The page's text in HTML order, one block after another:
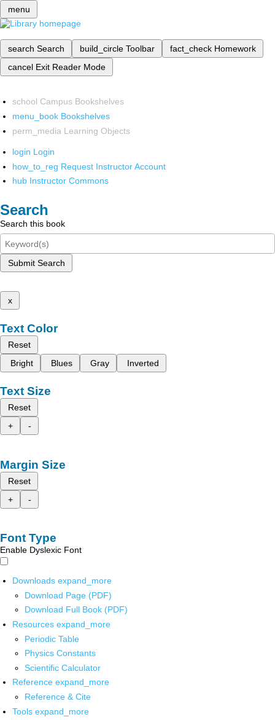
menu
search Search build_circle Toolbar fact_check Homework
cancel Exit Reader Mode
school Campus Bookshelves
menu_book Bookshelves
perm_media Learning Objects
login Login
how_to_reg Request Instructor Account
hub Instructor Commons
Search
Search this book
Submit Search
x
Text Color
Reset
Bright
Blues Gray Inverted
Text Size
Reset
+
-
Margin Size
Reset
+
-
Font Type
Enable Dyslexic Font
Downloads expand_more
Download Page (PDF)
Download Full Book (PDF)
Resources expand_more
Periodic Table
Physics Constants
Scientific Calculator
Reference expand_more
Reference & Cite
Tools expand_more